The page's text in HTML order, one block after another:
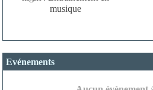
musique
Evénements